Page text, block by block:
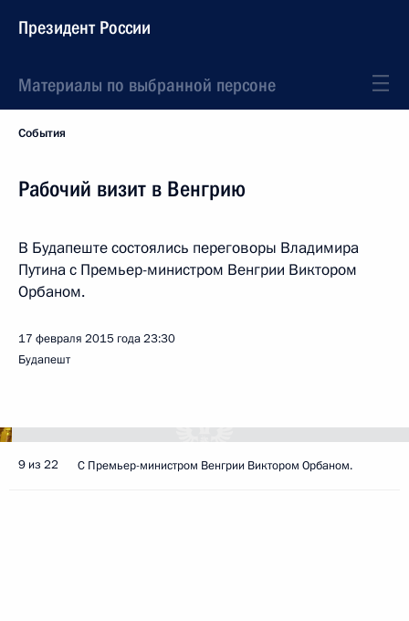
Президент России
Материалы по выбранной персоне
События
Рабочий визит в Венгрию
В Будапеште состоялись переговоры Владимира
Путина с Премьер-министром Венгрии Виктором
Орбаном.
17 февраля 2015 года23:30
Будапешт
9 из 22 С Премьер-министром Венгрии Виктором Орбаном.